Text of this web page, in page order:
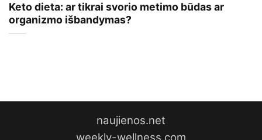
Keto dieta: ar tikrai svorio metimo būdas ar
organizmo išbandymas?
naujienos.net
weekly-wellness.com